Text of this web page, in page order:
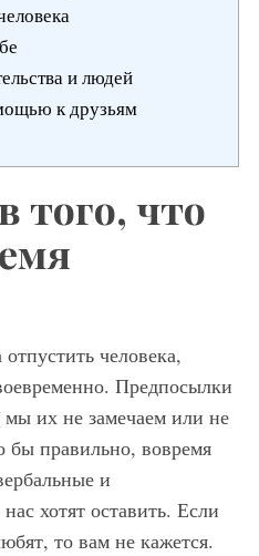
и людей
к друзьям
того, что
человека,
Предпосылки
мы их не замечаем или не
бы правильно, вовремя
и
хотят оставить. Если
то вам не кажется.